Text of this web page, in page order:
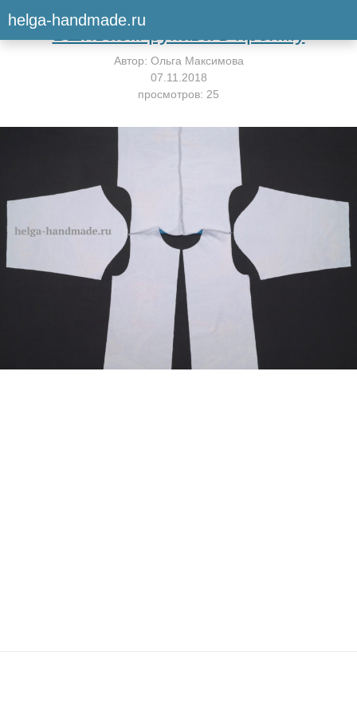
helga-handmade.ruВернуться к мастер-классу
Вшиваем рукава в пройму
Автор: Ольга Максимова
07.11.2018
просмотров: 25